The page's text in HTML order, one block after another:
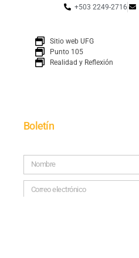
+503 2249-2716
Sitio web UFG
Punto 105
Realidad y Reflexión
Boletín